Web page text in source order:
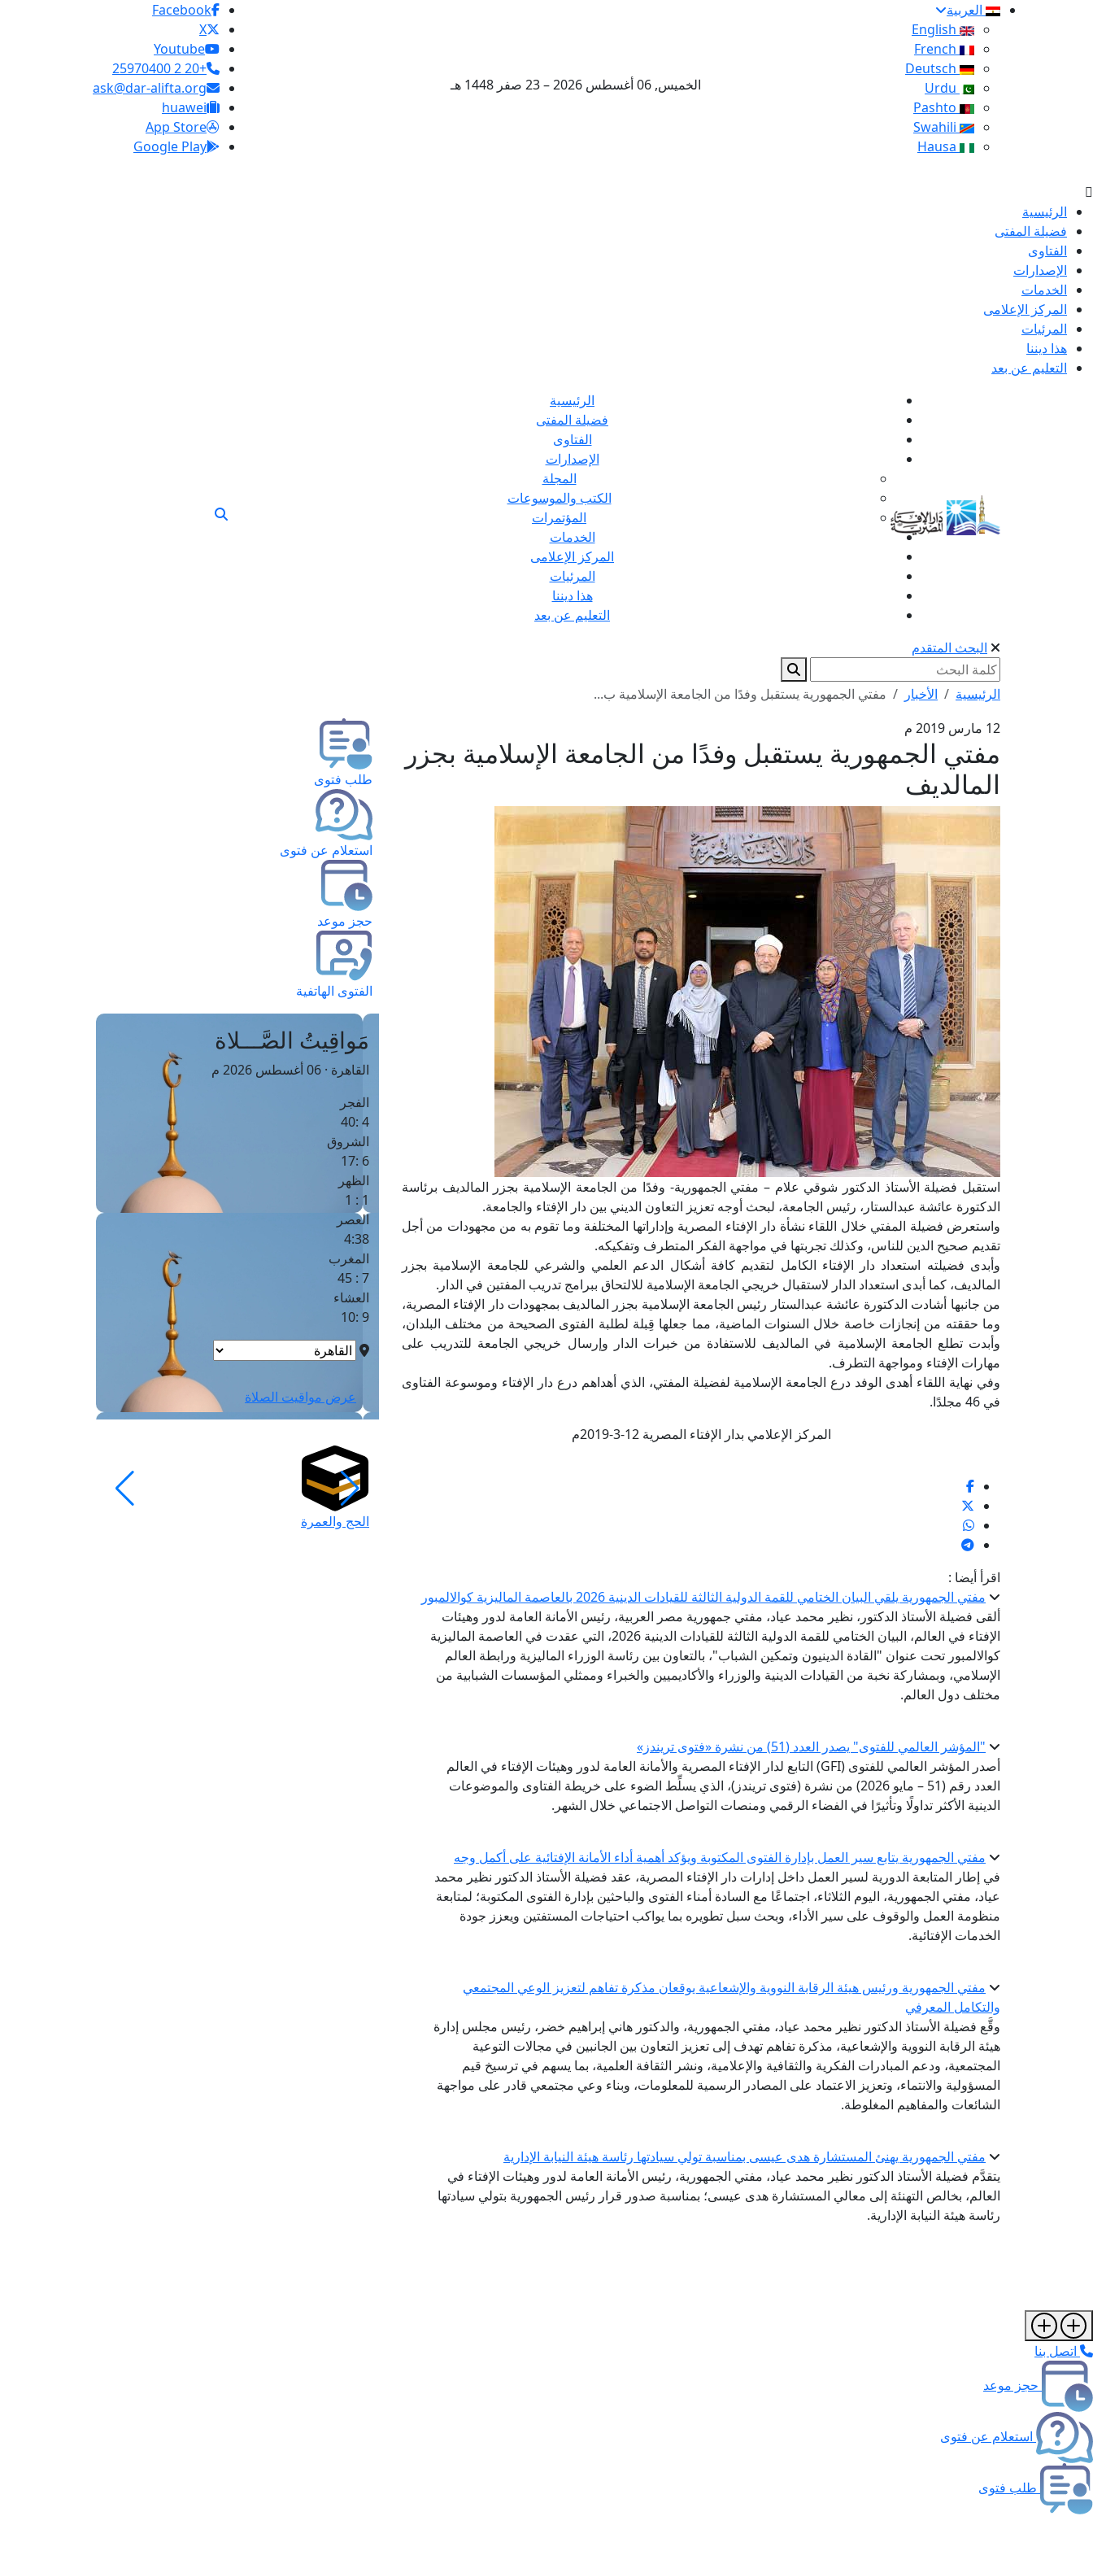
العربية
الخميس, 06 أغسطس 2026 – 23 صفر 1448 هـ
Facebook
X
Youtube
+20 2 25970400
ask@dar-alifta.org
huawei
App Store
Google Play
الرئيسية
فضيلة المفتى
الفتاوى
الإصدارات
الخدمات
المركز الإعلامى
المرئيات
هذا ديننا
التعليم عن بعد
الرئيسية
فضيلة المفتى
الفتاوى
الإصدارات
المجلة
الكتب والموسوعات
المؤتمرات
الخدمات
المركز الإعلامى
المرئيات
هذا ديننا
التعليم عن بعد
البحث المتقدم
الرئيسية الأخبار
مفتي الجمهورية يستقبل وفدًا من الجامعة الإسلامية ب...
12 مارس 2019 م
مفتي الجمهورية يستقبل وفدًا من الجامعة الإسلامية بجزر
المالديف
استقبل فضيلة الأستاذ الدكتور شوقي علام – مفتي الجمهورية- وفدًا من الجامعة الإسلامية بجزر المالديف برئاسة
الدكتورة عائشة عبدالستار، رئيس الجامعة، لبحث أوجه تعزيز التعاون الديني بين دار الإفتاء والجامعة.
واستعرض فضيلة المفتي خلال اللقاء نشأة دار الإفتاء المصرية وإداراتها المختلفة وما تقوم به من مجهودات من أجل
تقديم صحيح الدين للناس، وكذلك تجربتها في مواجهة الفكر المتطرف وتفكيكه.
وأبدى فضيلته استعداد دار الإفتاء الكامل لتقديم كافة أشكال الدعم العلمي والشرعي للجامعة الإسلامية بجزر
المالديف، كما أبدى استعداد الدار لاستقبال خريجي الجامعة الإسلامية للالتحاق ببرامج تدريب المفتين في الدار.
من جانبها أشادت الدكتورة عائشة عبدالستار رئيس الجامعة الإسلامية بجزر المالديف بمجهودات دار الإفتاء المصرية،
وما حققته من إنجازات خاصة خلال السنوات الماضية، مما جعلها قِبلة لطلبة الفتوى الصحيحة من مختلف البلدان،
وأبدت تطلع الجامعة الإسلامية في المالديف للاستفادة من خبرات الدار وإرسال خريجي الجامعة للتدريب على
مهارات الإفتاء ومواجهة التطرف.
وفي نهاية اللقاء أهدى الوفد درع الجامعة الإسلامية لفضيلة المفتي، الذي أهداهم درع دار الإفتاء وموسوعة الفتاوى
في 46 مجلدًا.
المركز الإعلامي بدار الإفتاء المصرية 12-3-2019م
اقرأ أيضا :
مفتي الجمهورية يلقي البيان الختامي للقمة الدولية الثالثة للقيادات الدينية 2026 بالعاصمة الماليزية كوالالمبور
ألقى فضيلة الأستاذ الدكتور، نظير محمد عياد، مفتي جمهورية مصر العربية، رئيس الأمانة العامة لدور وهيئات
الإفتاء في العالم، البيان الختامي للقمة الدولية الثالثة للقيادات الدينية 2026، التي عقدت في العاصمة الماليزية
كوالالمبور تحت عنوان "القادة الدينيون وتمكين الشباب"، بالتعاون بين رئاسة الوزراء الماليزية ورابطة العالم
الإسلامي، وبمشاركة نخبة من القيادات الدينية والوزراء والأكاديميين والخبراء وممثلي المؤسسات الشبابية من
مختلف دول العالم.
"المؤشر العالمي للفتوى" يصدر العدد (51) من نشرة «فتوى تريندز»
أصدر المؤشر العالمي للفتوى (GFI) التابع لدار الإفتاء المصرية والأمانة العامة لدور وهيئات الإفتاء في العالم
العدد رقم (51 – مايو 2026) من نشرة (فتوى تريندز)، الذي يسلِّط الضوء على خريطة الفتاوى والموضوعات
الدينية الأكثر تداولًا وتأثيرًا في الفضاء الرقمي ومنصات التواصل الاجتماعي خلال الشهر.
مفتي الجمهورية يتابع سير العمل بإدارة الفتوى المكتوبة ويؤكد أهمية أداء الأمانة الإفتائية على أكمل وجه
في إطار المتابعة الدورية لسير العمل داخل إدارات دار الإفتاء المصرية، عقد فضيلة الأستاذ الدكتور نظير محمد
عياد، مفتي الجمهورية، اليوم الثلاثاء، اجتماعًا مع السادة أمناء الفتوى والباحثين بإدارة الفتوى المكتوبة؛ لمتابعة
منظومة العمل والوقوف على سير الأداء، وبحث سبل تطويره بما يواكب احتياجات المستفتين ويعزز جودة
الخدمات الإفتائية.
مفتي الجمهورية ورئيس هيئة الرقابة النووية والإشعاعية يوقعان مذكرة تفاهم لتعزيز الوعي المجتمعي
والتكامل المعرفي
وقَّع فضيلة الأستاذ الدكتور نظير محمد عياد، مفتي الجمهورية، والدكتور هاني إبراهيم خضر، رئيس مجلس إدارة
هيئة الرقابة النووية والإشعاعية، مذكرة تفاهم تهدف إلى تعزيز التعاون بين الجانبين في مجالات التوعية
المجتمعية، ودعم المبادرات الفكرية والثقافية والإعلامية، ونشر الثقافة العلمية، بما يسهم في ترسيخ قيم
المسؤولية والانتماء، وتعزيز الاعتماد على المصادر الرسمية للمعلومات، وبناء وعي مجتمعي قادر على مواجهة
الشائعات والمفاهيم المغلوطة.
مفتي الجمهورية يهنئ المستشارة هدى عيسى بمناسبة تولي سيادتها رئاسة هيئة النيابة الإدارية
يتقدَّم فضيلة الأستاذ الدكتور نظير محمد عياد، مفتي الجمهورية، رئيس الأمانة العامة لدور وهيئات الإفتاء في
العالم، بخالص التهنئة إلى معالي المستشارة هدى عيسى؛ بمناسبة صدور قرار رئيس الجمهورية بتولي سيادتها
رئاسة هيئة النيابة الإدارية.
طلب فتوى
استعلام عن فتوى
حجز موعد
الفتوى الهاتفية
مَواقِيتُ الصَّـــلاة
القاهرة · 06 أغسطس 2026 م
الفجر
4 :40
الشروق
6 :17
الظهر
1 : 1
العصر
4:38
المغرب
7 : 45
العشاء
9 :10
عرض مواقيت الصلاة
الحج والعمرة
اتصل بنا
حجز موعد
استعلام عن فتوى
طلب فتوى